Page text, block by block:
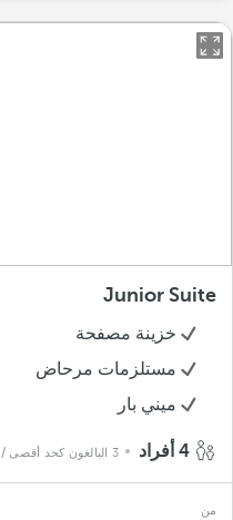
Junior Suite
خزينة مصفحة
مستلزمات مرحاض
ميني بار
3 البالغون كحد أقصى / 2 الأطفال كحد أقصى
من